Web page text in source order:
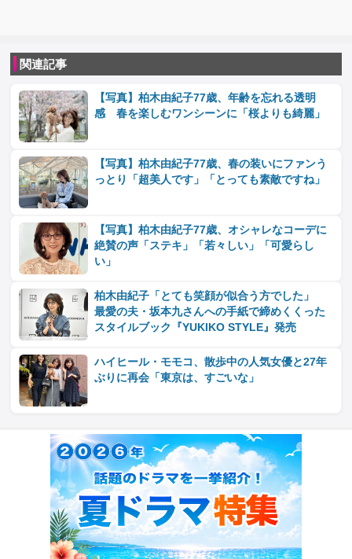
関連記事
【写真】柏木由紀子77歳、年齢を忘れる透明
感 春を楽しむワンシーンに「桜よりも綺麗」
【写真】柏木由紀子77歳、春の装いにファンう
っとり「超美人です」「とっても素敵ですね」
【写真】柏木由紀子77歳、オシャレなコーデに
絶賛の声「ステキ」「若々しい」「可愛らし
い」
柏木由紀子「とても笑顔が似合う方でした」
最愛の夫・坂本九さんへの手紙で締めくくった
スタイルブック『YUKIKO STYLE』発売
ハイヒール・モモコ、散歩中の人気女優と27年
ぶりに再会「東京は、すごいな」